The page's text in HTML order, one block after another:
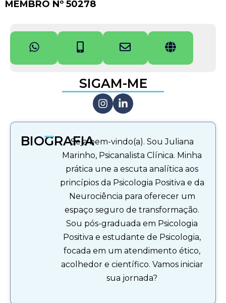
MEMBRO Nº 50278
SIGAM-ME
BIOGRAFIASeja bem-vindo(a). Sou Juliana
Marinho, Psicanalista Clínica. Minha
prática une a escuta analítica aos
princípios da Psicologia Positiva e da
Neurociência para oferecer um
espaço seguro de transformação.
Sou pós-graduada em Psicologia
Positiva e estudante de Psicologia,
focada em um atendimento ético,
acolhedor e científico. Vamos iniciar
sua jornada?